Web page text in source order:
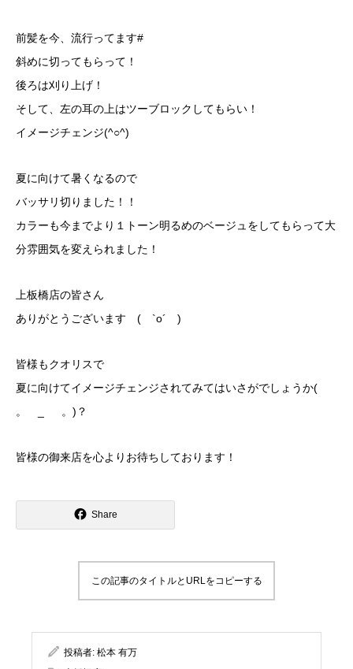
前髪を今、流行ってます#
斜めに切ってもらって！
後ろは刈り上げ！
そして、左の耳の上はツーブロックしてもらい！
イメージチェンジ(^○^)
夏に向けて暑くなるので
バッサリ切りました！！
カラーも今までより１トーン明るめのベージュをしてもらって大
分雰囲気を変えられました！
上板橋店の皆さん
ありがとうございます ( `o´ )
皆様もクオリスで
夏に向けてイメージチェンジされてみてはいさがでしょうか(
。 _ 。)？
皆様の御来店を心よりお待ちしております！
Share
この記事のタイトルとURLをコピーする
投稿者: 松本 有万